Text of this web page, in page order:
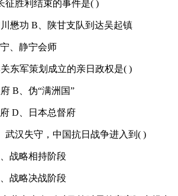
征胜利结束的事件是( )
懋功 B、陕甘支队到达吴起镇
、静宁会师
东军策划成立的亲日政权是( )
B、伪“满洲国”
D、日本总督府
武汉失守，中国抗日战争进入到( )
战略相持阶段
战略决战阶段